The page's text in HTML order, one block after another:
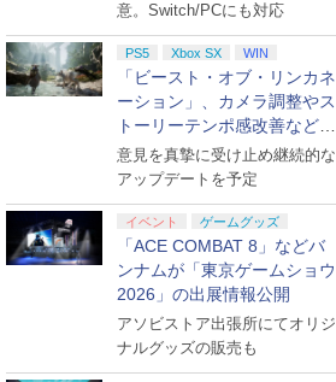
意。Switch/PCにも対応
PS5 Xbox SX WIN
「ビースト・オブ・リンカネ
ーション」、カメラ調整やス
トーリーテンポ感改善などの
アプデを1週間以内に実施
意見を真摯に受け止め継続的な
アップデートを予定
イベント ゲームグッズ
「ACE COMBAT 8」などバ
ンナムが「東京ゲームショウ
2026」の出展情報公開
アソビストア出張所にてオリジ
ナルグッズの販売も